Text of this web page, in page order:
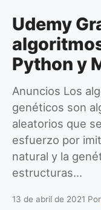
Udemy
Python y
Anuncios Los
genéticos son
aleatorios que
esfuerzo por
natural y la
estructuras…
13 de abril de 2021 Por